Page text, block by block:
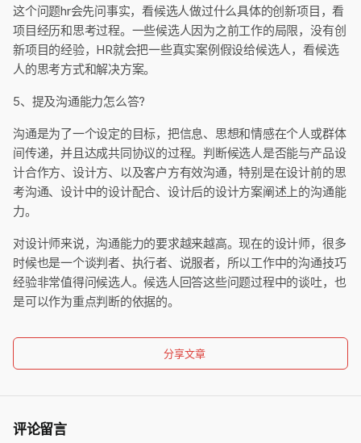
这个问题hr会先问事实，看候选人做过什么具体的创新项目，看
项目经历和思考过程。一些候选人因为之前工作的局限，没有创
新项目的经验，HR就会把一些真实案例假设给候选人，看候选
人的思考方式和解决方案。
5、提及沟通能力怎么答?
沟通是为了一个设定的目标，把信息、思想和情感在个人或群体
间传递，并且达成共同协议的过程。判断候选人是否能与产品设
计合作方、设计方、以及客户方有效沟通，特别是在设计前的思
考沟通、设计中的设计配合、设计后的设计方案阐述上的沟通能
力。
对设计师来说，沟通能力的要求越来越高。现在的设计师，很多
时候也是一个谈判者、执行者、说服者，所以工作中的沟通技巧
经验非常值得问候选人。候选人回答这些问题过程中的谈吐，也
是可以作为重点判断的依据的。
分享文章
评论留言